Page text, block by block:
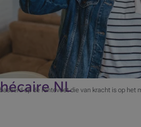
NL
op de rentevoet die van kracht is op het